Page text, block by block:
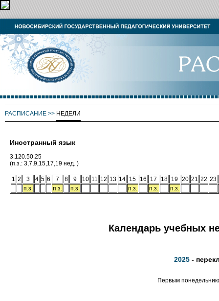
РАСПИСАНИЕ >> НЕДЕЛИ
Иностранный язык
3.120.50.25
(п.з.: 3,7,9,15,17,19 нед. )
1 2 3 4 5 6 7 8 9 10 11 12 13 14 15 16 17 18 19 20 21 22 23
п.з.
п.з. п.з. п.з. п.з. п.з.
Календарь учебных
2025 -
Первым